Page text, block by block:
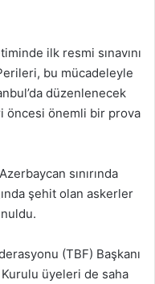
ilk resmi sınavını
bu mücadeleyle
düzenlenecek
öncesi önemli bir prova
sınırında
şehit olan askerler
(TBF) Başkanı
üyeleri de saha